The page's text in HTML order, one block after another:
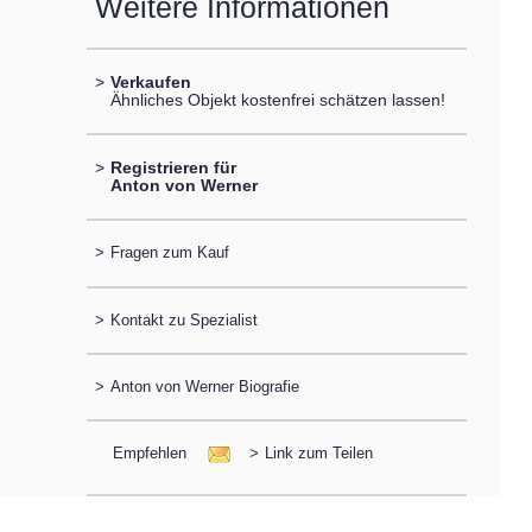
> Verkaufen
Ähnliches Objekt kostenfrei schätzen lassen!
> Registrieren für
Anton von Werner
> Fragen zum Kauf
> Kontakt zu Spezialist
> Anton von Werner Biografie
Empfehlen > Link zum Teilen